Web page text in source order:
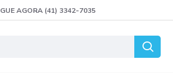
AGORA (41) 3342-7035